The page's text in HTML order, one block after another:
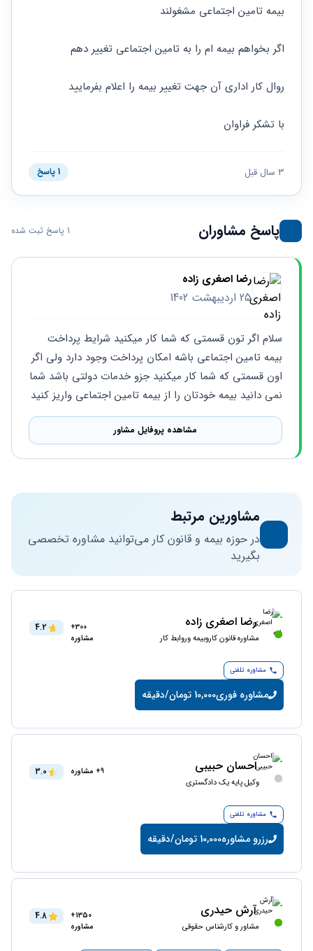
برنامه نویسی
طلاق
مهریه
خانواده
کسب
سازی
ثبت
بیمه تامین اجتماعی مشغولند
اگر بخواهم بیمه ام را به تامین اجتماعی تغییر دهم
روال کار اداری آن جهت تغییر بیمه را اعلام بفرمایید
با تشکر فراوان
3 سال قبل 1 پاسخ
پاسخ مشاوران 1 پاسخ ثبت شده
رضا اصغری زاده
25 اردیبهشت 1402
نمی دانید بیمه خودتان را از بیمه تامین اجتماعی واریز کنید
مشاهده پروفایل مشاور
مشاورین مرتبط
در حوزه بیمه و قانون کار می‌توانید مشاوره تخصصی
بگیرید
رضا اصغری زاده
مشاوره قانون کاروبیمه وروابط کار
300+
مشاوره
4.2
مشاوره تلفنی
مشاوره فوری10,000 تومان/دقیقه
احسان حبیبی
وکیل پایه یک دادگستری
9+ مشاوره 3.0
مشاوره تلفنی
رزرو مشاوره10,000 تومان/دقیقه
آرش حیدری
مشاور و کارشناس حقوقی
1350+
مشاوره
4.8